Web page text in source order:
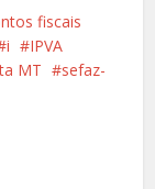
fiscais
i
IPVA
MT
sefaz-